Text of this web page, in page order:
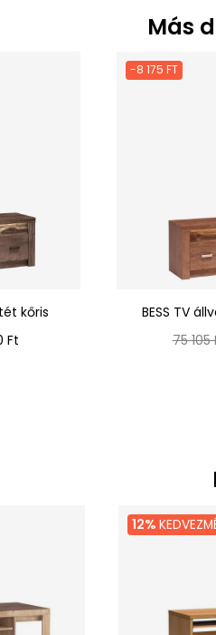
Más
kőris
Ft
-8 175 FT
BESS TV
Normál
75 105
12%